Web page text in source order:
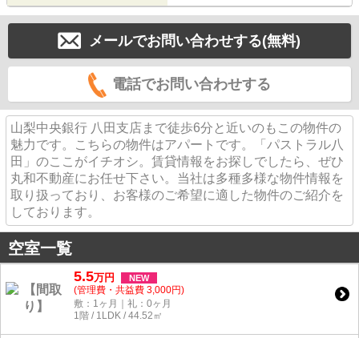
メールでお問い合わせする(無料)
電話でお問い合わせする
山梨中央銀行 八田支店まで徒歩6分と近いのもこの物件の
魅力です。こちらの物件はアパートです。「パストラル八
田」のここがイチオシ。賃貸情報をお探しでしたら、ぜひ
丸和不動産にお任せ下さい。当社は多種多様な物件情報を
取り扱っており、お客様のご希望に適した物件のご紹介を
しております。
空室一覧
5.5万円 NEW
(管理費・共益費 3,000円)
敷：1ヶ月｜礼：0ヶ月
1階 / 1LDK / 44.52㎡